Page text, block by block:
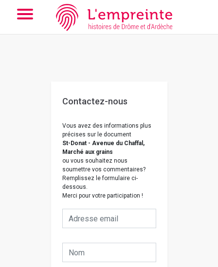
Array ( [slug] => nous-contacter [doc] => B263626101_CP977 )
// Add the new slick-theme.css if you want the default styling
Contactez-nous
Vous avez des informations plus
précises sur le document
St-Donat - Avenue du Chaffal,
Marché aux grains
ou vous souhaitez nous
soumettre vos commentaires?
Remplissez le formulaire ci-
dessous.
Merci pour votre participation !